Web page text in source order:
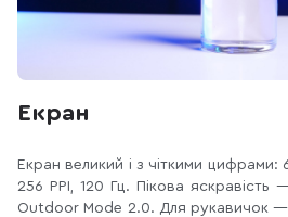
Екран
Екран великий і з чіткими цифрами:
256 PPI, 120 Гц. Пікова яскравість
Outdoor Mode 2.0. Для рукавичок